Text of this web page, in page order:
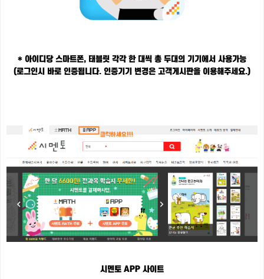
* 아이디당 스마트폰, 태블릿 각각 한 대씩 총 두대의 기기에서 사용가능
(로그인시 바로 인증됩니다. 인증기기 변경은 고객게시판을 이용해주세요.)
시멘토 APP 사이트